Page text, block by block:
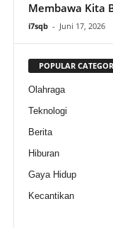
Membawa Kita
i7sqb - Juni 17, 2026
POPULAR
Olahraga
Teknologi
Berita
Hiburan
Gaya Hidup
Kecantikan